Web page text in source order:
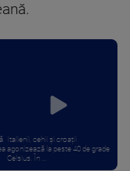
Italienii, cehii și croații
agonizează la peste 40 de grade
Celsius. În ...